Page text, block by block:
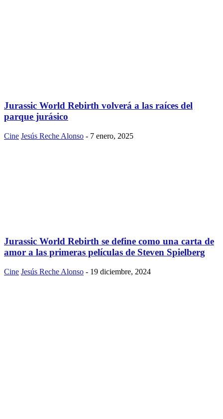
Jurassic World Rebirth volverá a las raíces del
parque jurásico
Cine Jesús Reche Alonso - 7 enero, 2025
Jurassic World Rebirth se define como una carta de
amor a las primeras películas de Steven Spielberg
Cine Jesús Reche Alonso - 19 diciembre, 2024